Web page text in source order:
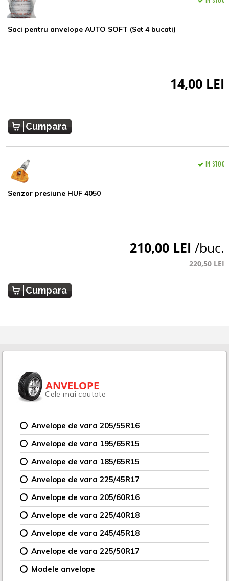
Saci pentru anvelope AUTO SOFT (Set 4 bucati)
14,00 LEI
Cumpara
Senzor presiune HUF 4050
IN STOC
210,00 LEI /buc.
220,50 LEI
Cumpara
ANVELOPE
Cele mai cautate
Anvelope de vara 205/55R16
Anvelope de vara 195/65R15
Anvelope de vara 185/65R15
Anvelope de vara 225/45R17
Anvelope de vara 205/60R16
Anvelope de vara 225/40R18
Anvelope de vara 245/45R18
Anvelope de vara 225/50R17
Modele anvelope